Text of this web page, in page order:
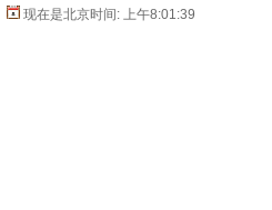
现在是北京时间: 上午8:01:39